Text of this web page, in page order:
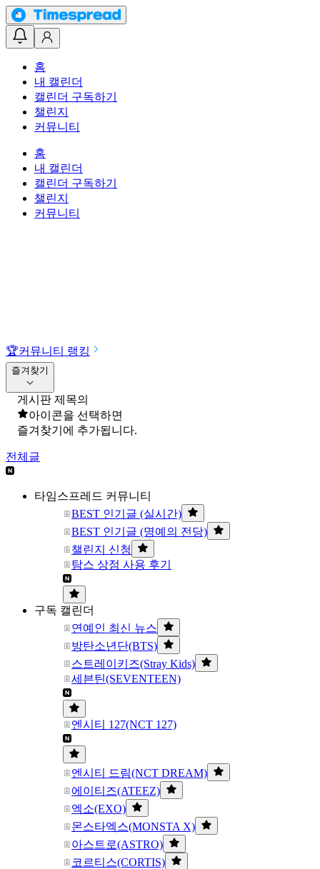
홈
내 캘린더
캘린더 구독하기
챌린지
커뮤니티
홈
내 캘린더
캘린더 구독하기
챌린지
커뮤니티
🏆커뮤니티 랭킹
즐겨찾기
게시판 제목의
아이콘을 선택하면
즐겨찾기에 추가됩니다.
전체글
타임스프레드 커뮤니티
BEST 인기글 (실시간)
BEST 인기글 (명예의 전당)
챌린지 신청
탐스 상점 사용 후기
구독 캘린더
연예인 최신 뉴스
방탄소년단(BTS)
스트레이키즈(Stray Kids)
세븐틴(SEVENTEEN)
엔시티 127(NCT 127)
엔시티 드림(NCT DREAM)
에이티즈(ATEEZ)
엑소(EXO)
몬스타엑스(MONSTA X)
아스트로(ASTRO)
코르티스(CORTIS)